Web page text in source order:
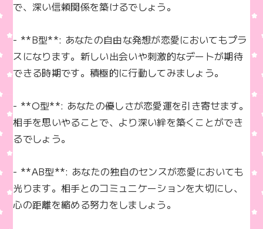
で、深い信頼関係を築けるでしょう。
- **B型**: あなたの自由な発想が恋愛においてもプラ
スになります。新しい出会いや刺激的なデートが期待
できる時期です。積極的に行動してみましょう。
- **O型**: あなたの優しさが恋愛運を引き寄せます。
相手を思いやることで、より深い絆を築くことができ
るでしょう。
- **AB型**: あなたの独自のセンスが恋愛においても
光ります。相手とのコミュニケーションを大切にし、
心の距離を縮める努力をしましょう。